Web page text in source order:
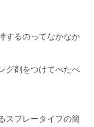
するのってなかなか
グ剤をつけてべたべ
スプレータイプの簡